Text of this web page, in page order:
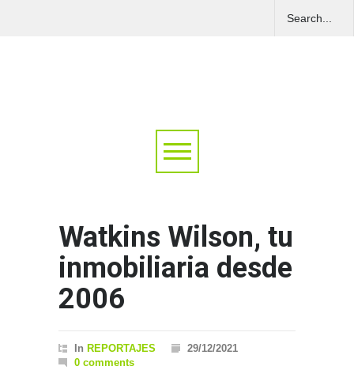
Watkins Wilson, tu
inmobiliaria desde
2006
In REPORTAJES
29/12/2021
0 comments